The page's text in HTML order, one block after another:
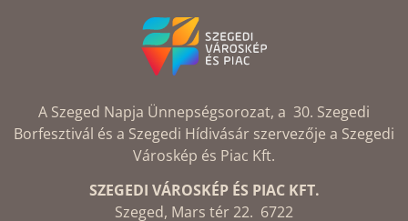
A Szeged Napja Ünnepségsorozat, a 30. Szegedi
Borfesztivál és a Szegedi Hídivásár szervezője a Szegedi
Városkép és Piac Kft.
SZEGEDI VÁROSKÉP ÉS PIAC KFT.
Szeged, Mars tér 22. 6722